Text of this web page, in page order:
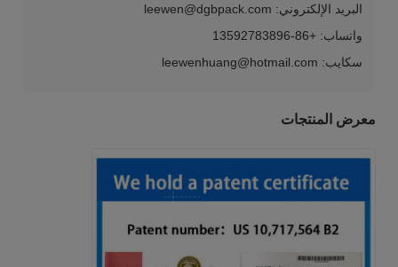
البريد الإلكتروني: leewen@dgbpack.com
واتساب: +86-13592783896
سكايب: leewenhuang@hotmail.com
معرض المنتجات